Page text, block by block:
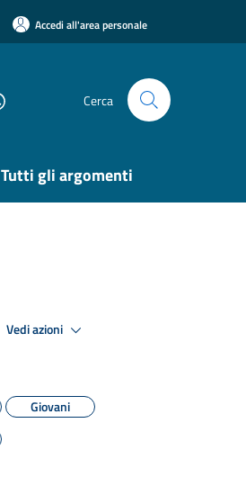
Accedi all'area personale
Cerca
Tutti gli argomenti
Vedi azioni
Giovani